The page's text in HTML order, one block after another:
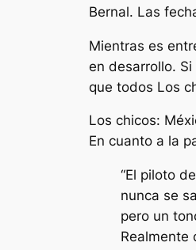
Bernal. Las
Mientras es
en desarrollo.
que todos Los
Los chicos:
En cuanto a la
“El piloto
nunca se
pero un
Realmente